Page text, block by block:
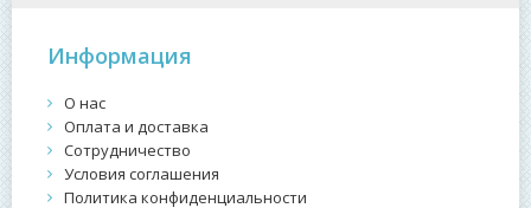
Информация
О нас
Оплата и доставка
Сотрудничество
Условия соглашения
Политика конфиденциальности